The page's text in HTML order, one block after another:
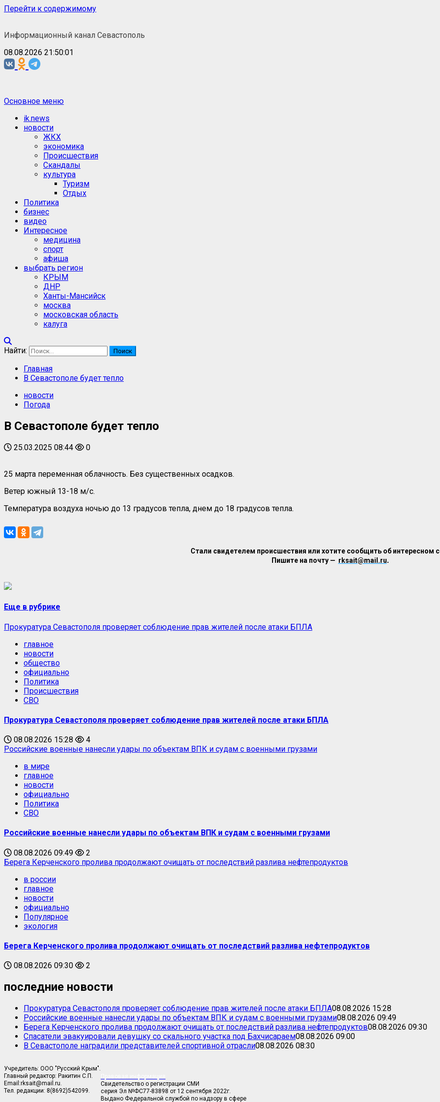
Перейти к содержимому
Информационный канал Севастополь
08.08.2026 21:50:01
Основное меню
ik.news
новости
ЖКХ
экономика
Происшествия
Скандалы
культура
Туризм
Отдых
Политика
бизнес
видео
Интересное
медицина
спорт
афиша
выбрать регион
КРЫМ
ДНР
Ханты-Мансийск
москва
московская область
калуга
Найти:
Главная
В Севастополе будет тепло
новости
Погода
В Севастополе будет тепло
25.03.2025 08:44 0
25 марта переменная облачность. Без существенных осадков.
Ветер южный 13-18 м/с.
Температура воздуха ночью до 13 градусов тепла, днем до 18 градусов тепла.
Стали свидетелем происшествия или хотите сообщить об интересном
Пишите на почту — rksait@mail.ru.
Еще в рубрике
Прокуратура Севастополя проверяет соблюдение прав жителей после атаки БПЛА
главное
новости
общество
официально
Политика
Происшествия
СВО
Прокуратура Севастополя проверяет соблюдение прав жителей после атаки БПЛА
08.08.2026 15:28
4
Российские военные нанесли удары по объектам ВПК и судам с военными грузами
в мире
главное
новости
официально
Политика
СВО
Российские военные нанесли удары по объектам ВПК и судам с военными грузами
08.08.2026 09:49
2
Берега Керченского пролива продолжают очищать от последствий разлива нефтепродуктов
в россии
главное
новости
официально
Популярное
экология
Берега Керченского пролива продолжают очищать от последствий разлива нефтепродуктов
08.08.2026 09:30 2
последние новости
Прокуратура Севастополя проверяет соблюдение прав жителей после атаки БПЛА08.08.2026 15:28
Российские военные нанесли удары по объектам ВПК и судам с военными грузами08.08.2026 09:49
Берега Керченского пролива продолжают очищать от последствий разлива нефтепродуктов08.08.2026 09:30
Спасатели эвакуировали девушку со скального участка под Бахчисараем08.08.2026 09:00
В Севастополе наградили представителей спортивной отрасли08.08.2026 08:30
Учредитель: ООО "Русский Крым".
Главный редактор: Ракитин С.П.
Email:rksait@mail.ru.
Тел. редакции: 8(8692)542099.
Свидетельство о регистрации СМИ
серия Эл №ФС77-83898 от 12 сентября 2022г.
Выдано Федеральной службой по надзору в сфере